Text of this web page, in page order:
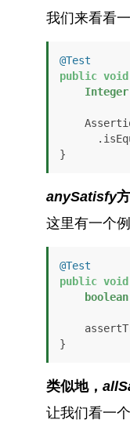
我们来看看
@Test
public void
Integer
}
anySatisfy
这里有一个例
@Test
public void
boolean
}
类似地，
让我们看一